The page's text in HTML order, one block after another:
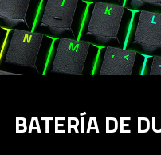
BATERÍA DE